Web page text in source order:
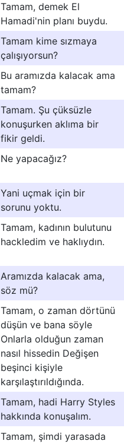
Tamam, demek El
Hamadi'nin planı buydu.
Tamam kime sızmaya
çalışıyorsun?
Bu aramızda kalacak ama
tamam?
Tamam. Şu çüksüzle
konuşurken aklıma bir
fikir geldi.
Ne yapacağız?
Yani uçmak için bir
sorunu yoktu.
Tamam, kadının bulutunu
hackledim ve haklıydın.
Aramızda kalacak ama,
söz mü?
Tamam, o zaman dörtünü
düşün ve bana söyle
Onlarla olduğun zaman
nasıl hissedin Değişen
beşinci kişiyle
karşılaştırıldığında.
Tamam, hadi Harry Styles
hakkında konuşalım.
Tamam, şimdi yarasada